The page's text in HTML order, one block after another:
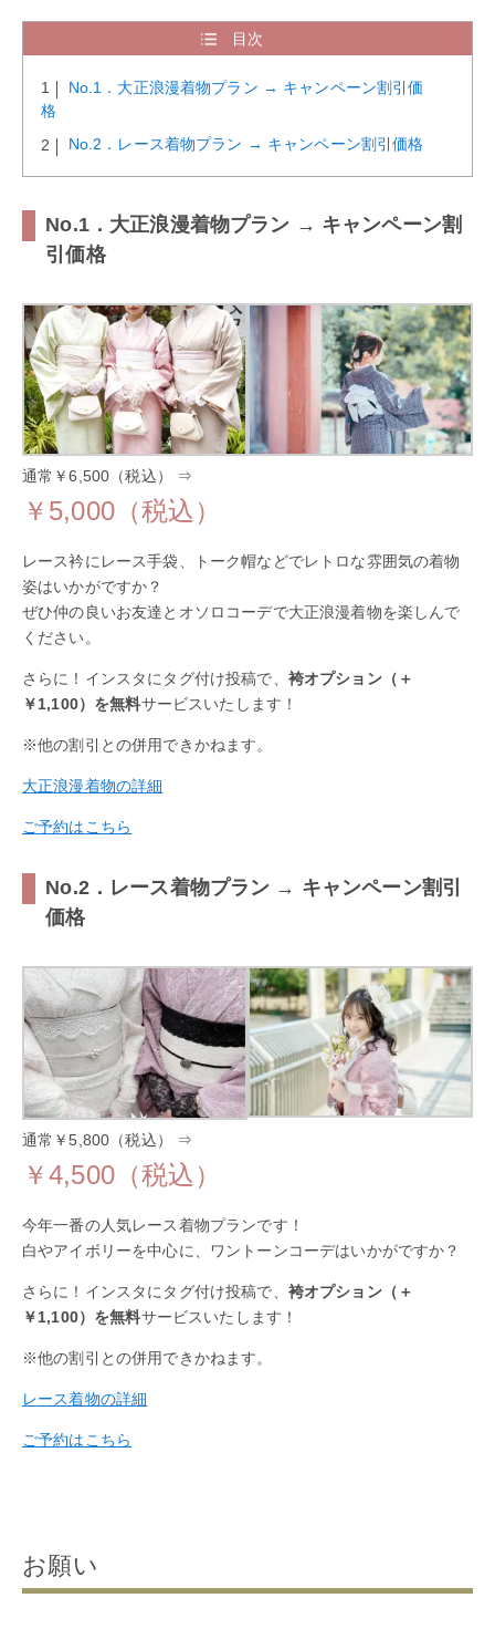
目次
No.1．大正浪漫着物プラン → キャンペーン割引価
格
No.2．レース着物プラン → キャンペーン割引価格
No.1．大正浪漫着物プラン → キャンペーン割
引価格
通常￥6,500（税込） ⇒
￥5,000（税込）
レース衿にレース手袋、トーク帽などでレトロな雰囲気の着物
姿はいかがですか？
ぜひ仲の良いお友達とオソロコーデで大正浪漫着物を楽しんで
ください。
さらに！インスタにタグ付け投稿で、 袴オプション（＋
￥1,100）を無料サービスいたします！
※他の割引との併用できかねます。
大正浪漫着物の詳細
ご予約はこちら
No.2．レース着物プラン → キャンペーン割引
価格
通常￥5,800（税込） ⇒
￥4,500（税込）
今年一番の人気レース着物プランです！
白やアイボリーを中心に、ワントーンコーデはいかがですか？
さらに！インスタにタグ付け投稿で、 袴オプション（＋
￥1,100）を無料サービスいたします！
※他の割引との併用できかねます。
レース着物の詳細
ご予約はこちら
お願い